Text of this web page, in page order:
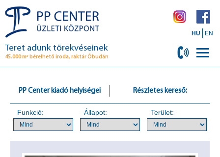
Teret adunk törekvéseinek
45.000 m2 bérelhető iroda, raktár Óbudán
HU EN
PP Center kiadó helyiségei Részletes kereső:
Funkció: Állapot: Terület: